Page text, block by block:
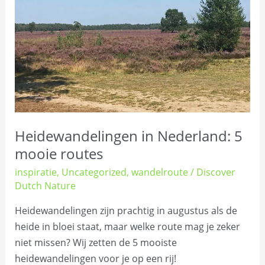
Heidewandelingen in Nederland: 5
mooie routes
inspiratie, Uncategorized,wandelroute/ Discover
Dutch Nature
Heidewandelingen zijn prachtig in augustus als de
heide in bloei staat, maar welke route mag je zeker
niet missen? Wij zetten de 5 mooiste
heidewandelingen voor je op een rij!
routes